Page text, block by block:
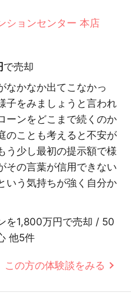
ョンセンター 本店
で売却
なかなか出てこなかっ
子をみましょうと言われ
ーンをどこまで続くのか
のことも考えると不安が
う少し最初の提示額で様
その言葉が信用できない
いう気持ちが強く自分か
を1,800万円で売却 / 50
他5件
この方の体験談をみる